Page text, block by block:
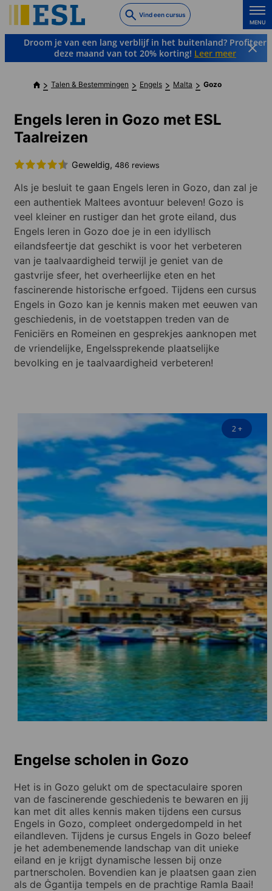
to
main
content
Vind een cursus
MENU
Droom je van een lang verblijf in het buitenland? Profiteer
deze maand van tot 20% korting! Leer meer
Talen & Bestemmingen Engels Malta Gozo
Engels leren in Gozo met ESL
Taalreizen
Geweldig, 486 reviews
Als je besluit te gaan Engels leren in Gozo, dan zal je
een authentiek Maltees avontuur beleven! Gozo is
veel kleiner en rustiger dan het grote eiland, dus
Engels leren in Gozo doe je in een idyllisch
eilandsfeertje dat geschikt is voor het verbeteren
van je taalvaardigheid terwijl je geniet van de
gastvrije sfeer, het overheerlijke eten en het
fascinerende historische erfgoed. Tijdens een cursus
Engels in Gozo kan je kennis maken met eeuwen van
geschiedenis, in de voetstappen treden van de
Feniciërs en Romeinen en gesprekjes aanknopen met
de vriendelijke, Engelssprekende plaatselijke
bevolking en je taalvaardigheid verbeteren!
2+
Engelse scholen in Gozo
Het is in Gozo gelukt om de spectaculaire sporen
van de fascinerende geschiedenis te bewaren en jij
kan met dit alles kennis maken tijdens een cursus
Engels in Gozo, compleet ondergedompeld in het
eilandleven. Tijdens je cursus Engels in Gozo beleef
je het adembenemende landschap van dit unieke
eiland en je krijgt dynamische lessen bij onze
partnerscholen. Bovendien kan je plaatsen gaan zien
als de Ġgantija tempels en de prachtige Ramla Baai!